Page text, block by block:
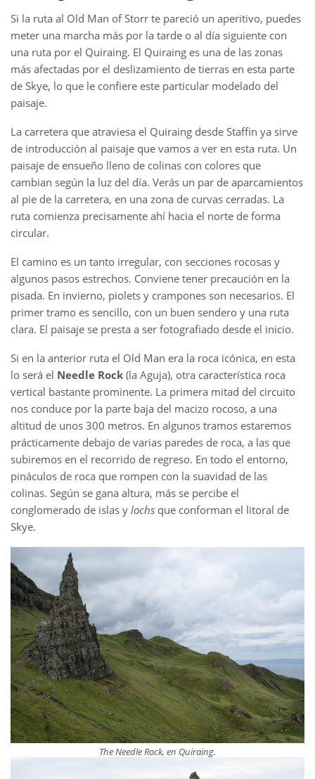
Si la ruta al Old Man of Storr te pareció un aperitivo, puedes
meter una marcha más por la tarde o al día siguiente con
una ruta por el Quiraing. El Quiraing es una de las zonas
más afectadas por el deslizamiento de tierras en esta parte
de Skye, lo que le confiere este particular modelado del
paisaje.
La carretera que atraviesa el Quiraing desde Staffin ya sirve
de introducción al paisaje que vamos a ver en esta ruta. Un
paisaje de ensueño lleno de colinas con colores que
cambian según la luz del día. Verás un par de aparcamientos
al pie de la carretera, en una zona de curvas cerradas. La
ruta comienza precisamente ahí hacia el norte de forma
circular.
El camino es un tanto irregular, con secciones rocosas y
algunos pasos estrechos. Conviene tener precaución en la
pisada. En invierno, piolets y crampones son necesarios. El
primer tramo es sencillo, con un buen sendero y una ruta
clara. El paisaje se presta a ser fotografiado desde el inicio.
Si en la anterior ruta el Old Man era la roca icónica, en esta
lo será el Needle Rock (la Aguja), otra característica roca
vertical bastante prominente. La primera mitad del circuito
nos conduce por la parte baja del macizo rocoso, a una
altitud de unos 300 metros. En algunos tramos estaremos
prácticamente debajo de varias paredes de roca, a las que
subiremos en el recorrido de regreso. En todo el entorno,
pináculos de roca que rompen con la suavidad de las
colinas. Según se gana altura, más se percibe el
conglomerado de islas y lochs que conforman el litoral de
Skye.
The Needle Rock, en Quiraing.